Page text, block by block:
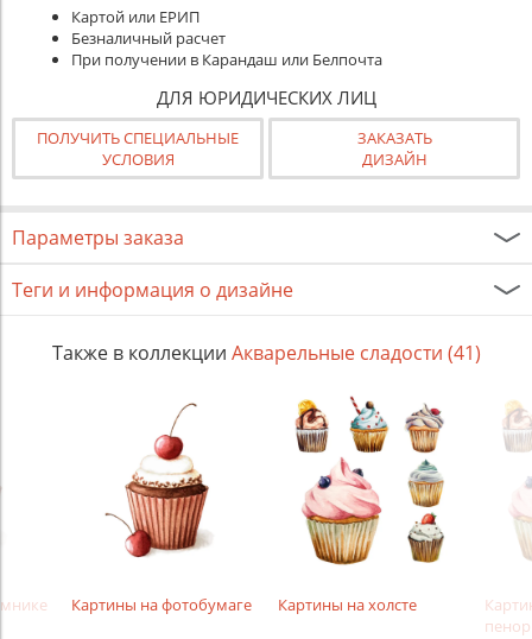
Картой или ЕРИП
Безналичный расчет
При получении в Карандаш или Белпочта
ДЛЯ ЮРИДИЧЕСКИХ ЛИЦ
ПОЛУЧИТЬ СПЕЦИАЛЬНЫЕ
УСЛОВИЯ
ЗАКАЗАТЬ
ДИЗАЙН
Параметры заказа
Теги и информация о дизайне
Также в коллекции Акварельные сладости (41)
Картины на фотобумаге Картины на холсте